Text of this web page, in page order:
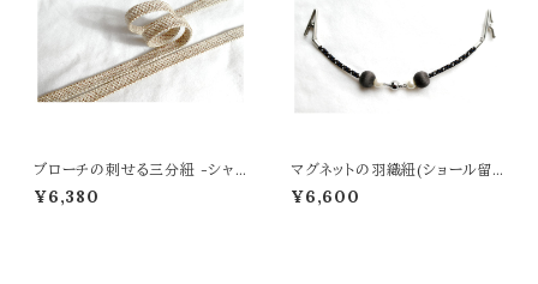
ブローチの刺せる三分紐 -シャ
ンパンゴールド-
¥6,380
マグネットの羽織紐(ショール留
め) -炭黒色-
¥6,600